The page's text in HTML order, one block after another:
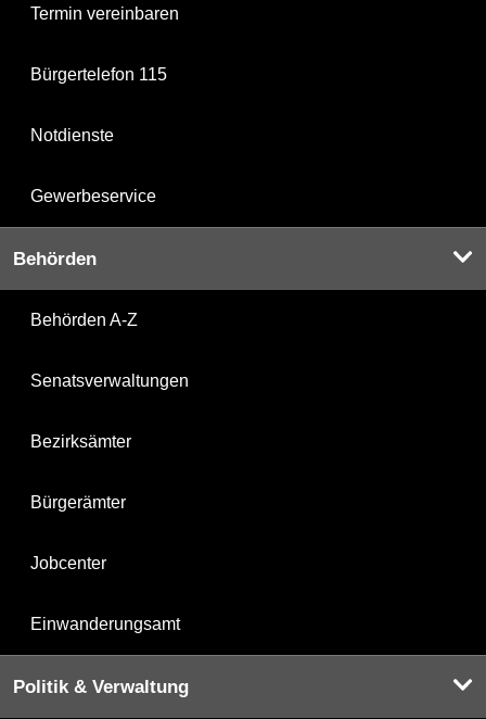
Termin vereinbaren
Bürgertelefon 115
Notdienste
Gewerbeservice
Behörden
Behörden A-Z
Senatsverwaltungen
Bezirksämter
Bürgerämter
Jobcenter
Einwanderungsamt
Politik & Verwaltung